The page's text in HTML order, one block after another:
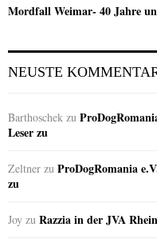
Mordfall Weimar- 40 Jahre
NEUSTE
Barthoschek zu
Leser zu
Zeltner zu ProDogRomania
zu
Joy zu Razzia in der JVA